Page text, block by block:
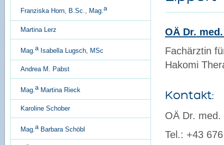
OÄ Dr.
Fachärztin
Hakomi
Kontakt:
OÄ Dr. med.
Tel.: +43
Franziska Horn, B.Sc., Mag.a
Martina Lerz
Mag. aIsabella Lugsch, MSc
Andrea M. Pabst
Mag.aMartina Rieck
Karoline Schober
Mag.aBarbara Schöbl